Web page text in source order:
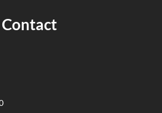
Contact